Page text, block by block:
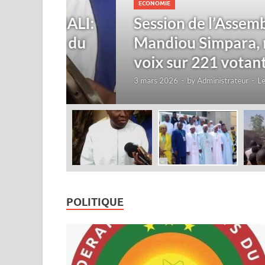
ECONOMIE
Session de l’Assemblée
Mandiou Simpara, réélu
voix sur 221 votants
3 mars 2026 -byAdministrateur-Leave a
POLITIQUE